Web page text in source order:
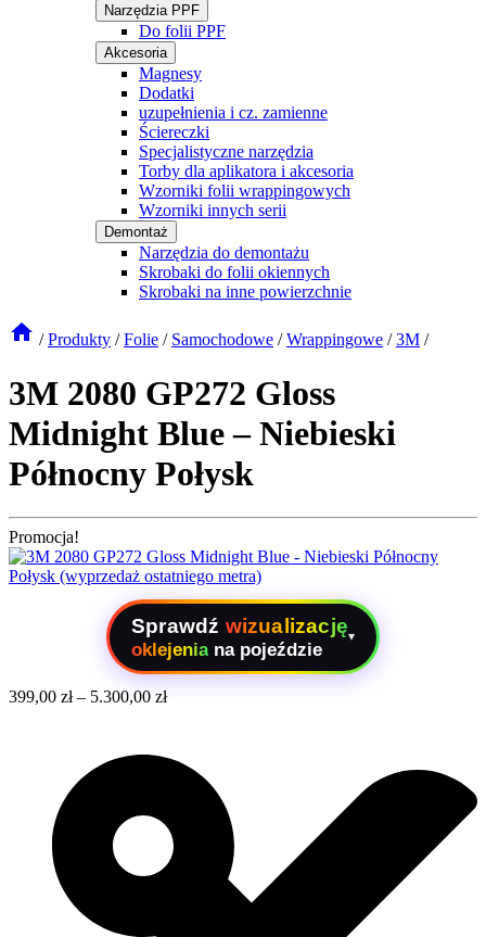
Narzędzia PPF
Do folii PPF
Akcesoria
Magnesy
Dodatki
uzupełnienia i cz. zamienne
Ściereczki
Specjalistyczne narzędzia
Torby dla aplikatora i akcesoria
Wzorniki folii wrappingowych
Wzorniki innych serii
Demontaż
Narzędzia do demontażu
Skrobaki do folii okiennych
Skrobaki na inne powierzchnie
/ Produkty / Folie / Samochodowe / Wrappingowe / 3M /
3M 2080 GP272 Gloss
Midnight Blue – Niebieski
Północny Połysk
Promocja!
Sprawdź wizualizację
oklejenia na pojeździe
▾
399,00 zł– 5.300,00 zł